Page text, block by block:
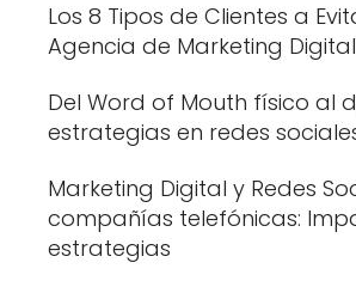
Los 8 Tipos de Clientes a
Agencia de Marketing Digital
Del Word of Mouth físico al
estrategias en redes
Marketing Digital y Redes
compañías telefónicas:
estrategias